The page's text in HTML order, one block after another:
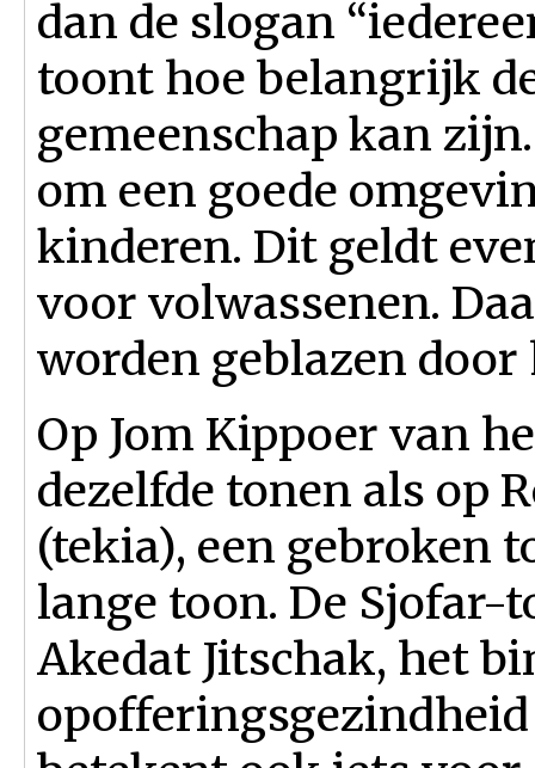
dan de slogan
toont hoe belangrijk
gemeenschap kan
om een goede
kinderen. Dit geldt
voor volwassenen.
worden geblazen door
Op Jom Kippoer van
dezelfde tonen als op
(tekia), een gebroken
lange toon. De Sjofar-
Akedat Jitschak, het